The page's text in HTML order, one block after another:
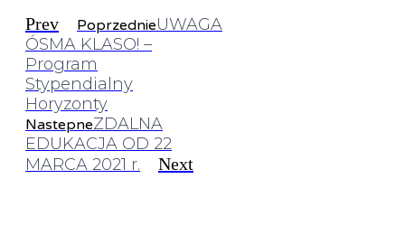
Prev PoprzednieUWAGA
ÓSMA KLASO! –
Program
Stypendialny
Horyzonty
NastepneZDALNA
EDUKACJA OD 22
MARCA 2021 r.
Next